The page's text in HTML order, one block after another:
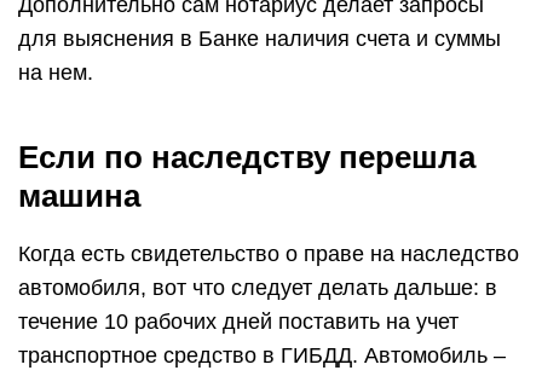
Дополнительно сам нотариус делает запросы
для выяснения в Банке наличия счета и суммы
на нем.
Если по наследству перешла
машина
Когда есть свидетельство о праве на наследство
автомобиля, вот что следует делать дальше: в
течение 10 рабочих дней поставить на учет
транспортное средство в ГИБДД. Автомобиль –